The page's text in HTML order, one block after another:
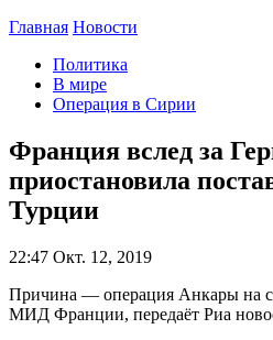
Главная Новости
Политика
В мире
Операция в Сирии
Франция вслед за
приостановила
Турции
22:47 Окт. 12, 2019
Причина — операция Анкары на
МИД Франции, передаёт Риа